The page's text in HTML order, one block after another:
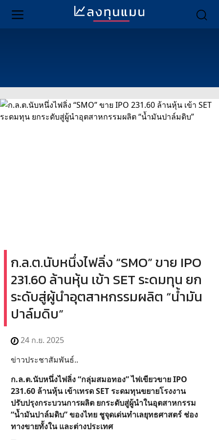
ก.ล.ต.นับหนึ่งไฟลิ่ง “SMO” ขาย IPO
231.60 ล้านหุ้น เข้า SET ระดมทุน ยก
ระดับสู่ผู้นำอุตสาหกรรมผลิต “น้ำมัน
ปาล์มดิบ”
24 ก.ย. 2025
ข่าวประชาสัมพันธ์..
ก.ล.ต.นับหนึ่งไฟลิ่ง “กลุ่มสมอทอง” ไฟเขียวขาย IPO
231.60 ล้านหุ้น เข้าเทรด SET ระดมทุนขยายโรงงาน
ปรับปรุงกระบวนการผลิต ยกระดับสู่ผู้นำในอุตสาหกรรม
“น้ำมันปาล์มดิบ” ของไทย ชูจุดเด่นทำเลยุทธศาสตร์ ช่อง
ทางขายทั้งใน และต่างประเทศ